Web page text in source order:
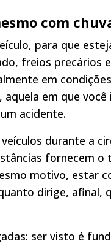
com
para que
freios precários
em
em que
acidente.
durante a
fornecem o
motivo, estar
dirige, afinal,
ser visto é